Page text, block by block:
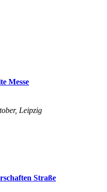
Messe
Leipzig
Straße